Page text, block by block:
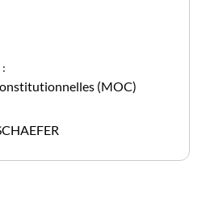
(MOC)